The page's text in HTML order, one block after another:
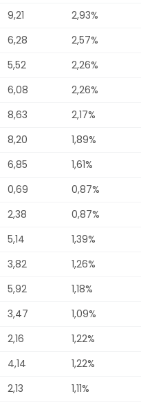
9,21 2,93%
6,28 2,57%
5,52 2,26%
6,08 2,26%
8,63 2,17%
8,20 1,89%
6,85 1,61%
0,69 0,87%
2,38 0,87%
5,14 1,39%
3,82 1,26%
5,92 1,18%
3,47 1,09%
2,16 1,22%
4,14 1,22%
2,13 1,11%